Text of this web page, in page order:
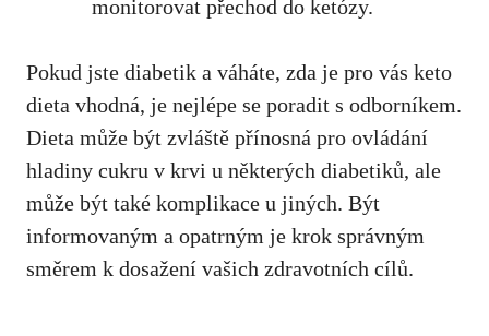
monitorovat přechod do ketózy.
Pokud jste ⁢diabetik a váháte, zda je pro vás keto
dieta vhodná, je nejlépe se poradit s ​odborníkem.
Dieta může být zvláště přínosná pro ovládání
hladiny cukru v krvi u ⁣některých diabetiků, ⁢ale
může být také komplikace u jiných. Být
‌informovaným a opatrným je krok správným
směrem​ k dosažení vašich zdravotních cílů.